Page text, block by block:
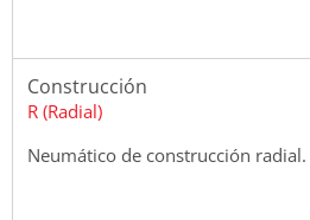
Construcción
R (Radial)
Neumático de construcción radial.